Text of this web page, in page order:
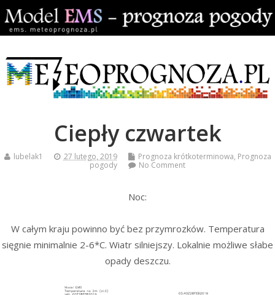
Ciepły czwartek
lubelak1 27 lutego, 2019 Prognoza krótkoterminowa, Prognoza
pogody
No Comment
Noc:
W całym kraju powinno być bez przymrozków. Temperatura
sięgnie minimalnie 2-6*C. Wiatr silniejszy. Lokalnie możliwe słabe
opady deszczu.